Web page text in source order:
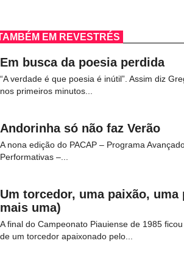
EM REVESTRÉS
Em busca da poesia perdida
“A verdade é que poesia é inútil”. Assim diz
nos primeiros minutos...
Andorinha só não faz Verão
A nona edição do PACAP – Programa
Performativas –...
Um torcedor, uma paixão, uma
mais uma)
A final do Campeonato Piauiense de 1985
de um torcedor apaixonado pelo...